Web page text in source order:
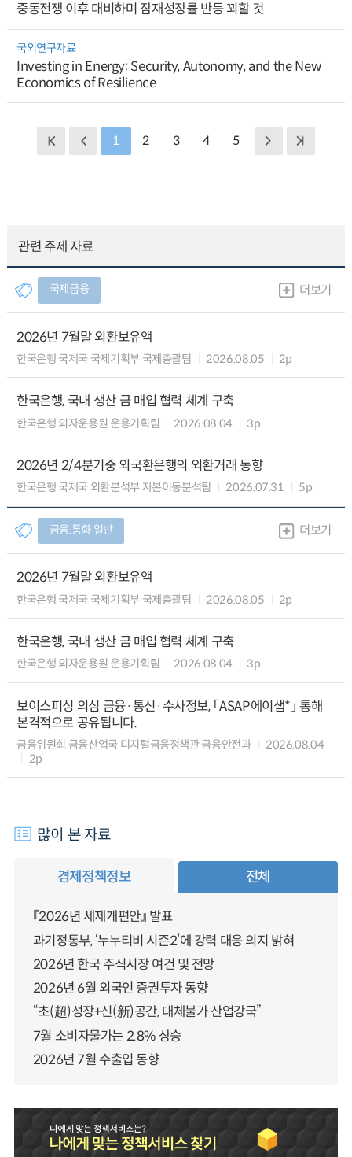
중동전쟁 이후 대비하며 잠재성장률 반등 꾀할 것
국외연구자료
Investing in Energy: Security, Autonomy, and the New
Economics of Resilience
1 2 3 4 5
관련 주제 자료
국제금융 더보기
2026년 7월말 외환보유액
한국은행 국제국 국제기획부 국제총괄팀 2026.08.05 2p
한국은행, 국내 생산 금 매입 협력 체계 구축
한국은행 외자운용원 운용기획팀 2026.08.04 3p
2026년 2/4분기중 외국환은행의 외환거래 동향
한국은행 국제국 외환분석부 자본이동분석팀 2026.07.31 5p
금융.통화 일반 더보기
2026년 7월말 외환보유액
한국은행 국제국 국제기획부 국제총괄팀 2026.08.05 2p
한국은행, 국내 생산 금 매입 협력 체계 구축
한국은행 외자운용원 운용기획팀 2026.08.04 3p
보이스피싱 의심 금융·통신·수사정보, 「ASAP에이샙*」 통해
본격적으로 공유됩니다.
금융위원회 금융산업국 디지털금융정책관 금융안전과
2026.08.04
2p
많이 본 자료
경제정책정보 전체
『2026년 세제개편안』 발표
과기정통부, ‘누누티비 시즌2’에 강력 대응 의지 밝혀
2026년 한국 주식시장 여건 및 전망
2026년 6월 외국인 증권투자 동향
“초(超)성장+신(新)공간, 대체불가 산업강국”
7월 소비자물가는 2.8% 상승
2026년 7월 수출입 동향